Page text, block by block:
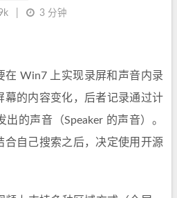
3 分钟
在 Win7 上实现录屏和声音内录
幕的内容变化，后者记录通过计
的声音（Speaker 的声音）。
合自己搜索之后，决定使用开源